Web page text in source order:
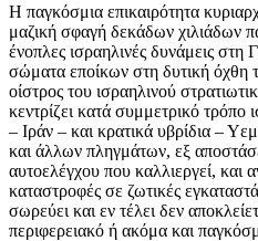
Η παγκόσμια επικαιρότητα
μαζική σφαγή δεκάδων χιλιάδων
ένοπλες ισραηλινές δυνάμεις στη
σώματα εποίκων στη δυτική όχθη
οίστρος του ισραηλινού
κεντρίζει κατά συμμετρικό τρόπο
– Ιράν – και κρατικά υβρίδια –
και άλλων πληγμάτων, εξ
αυτοελέγχου που καλλιεργεί, και
καταστροφές σε ζωτικές
σωρεύει και εν τέλει δεν
περιφερειακό ή ακόμα και